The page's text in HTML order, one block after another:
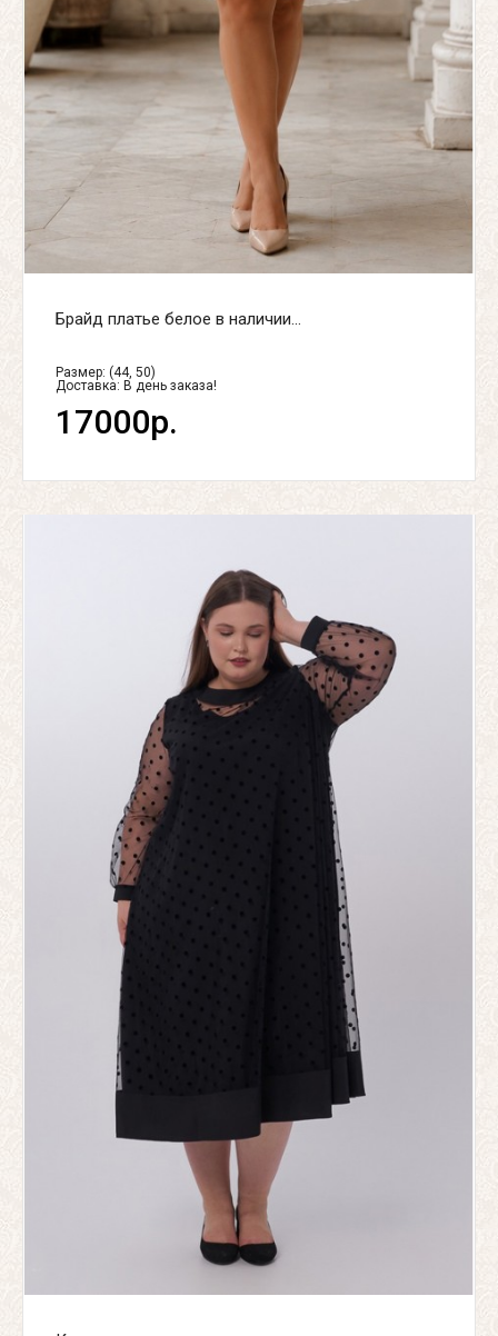
Брайд платье белое в наличии...
Размер: (44, 50)
Доставка: В день заказа!
17000р.